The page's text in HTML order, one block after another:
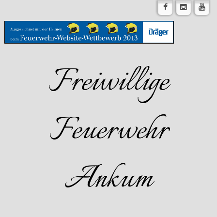
Freiwillige
Feuerwehr
Ankum